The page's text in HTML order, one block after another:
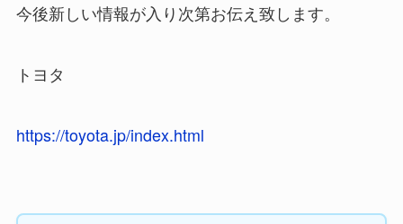
今後新しい情報が入り次第お伝え致します。
トヨタ
https://toyota.jp/index.html